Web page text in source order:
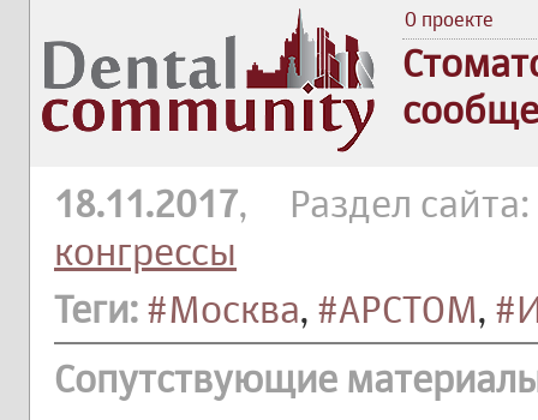
О проекте
18.11.2017, Раздел сайта:
конгрессы
Теги: #Москва, #АРСТОМ,
Сопутствующие